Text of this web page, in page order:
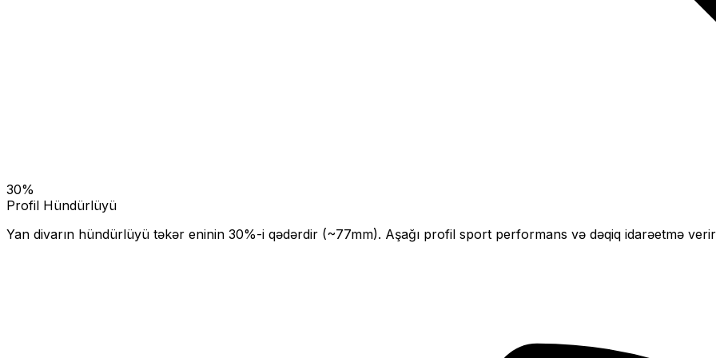
30%
Profil Hündürlüyü
Yan divarın hündürlüyü təkər eninin 30%-i qədərdir (~77mm). Aşağı profil sport performans və dəqiq idarəetmə